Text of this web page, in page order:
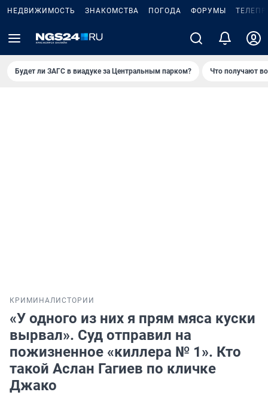
НЕДВИЖИМОСТЬ ЗНАКОМСТВА ПОГОДА ФОРУМЫ
Будет ли ЗАГС в виадуке за Центральным парком? Что получают
КРИМИНАЛ ИСТОРИИ
«У одного из них я прям мяса куски
вырвал». Суд отправил на
пожизненное «киллера № 1». Кто
такой Аслан Гагиев по кличке
Джако